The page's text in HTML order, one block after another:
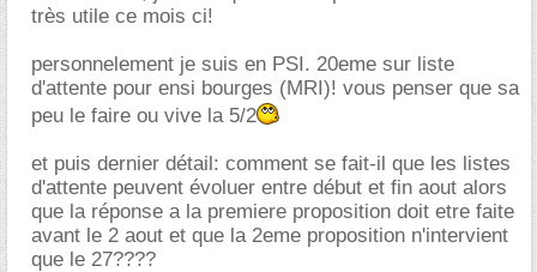
très utile ce mois ci!
personnelement je suis en PSI. 20eme sur liste
d'attente pour ensi bourges (MRI)! vous penser que sa
peu le faire ou vive la 5/2
et puis dernier détail: comment se fait-il que les listes
d'attente peuvent évoluer entre début et fin aout alors
que la réponse a la premiere proposition doit etre faite
avant le 2 aout et que la 2eme proposition n'intervient
que le 27????